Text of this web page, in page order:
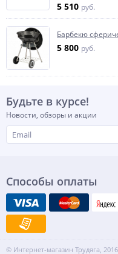
5 510 руб.
Барбекю
5 800 руб.
Будьте в курсе!
Новости, обзоры и акции
Способы оплаты
© Интернет-магазин Трудяга,